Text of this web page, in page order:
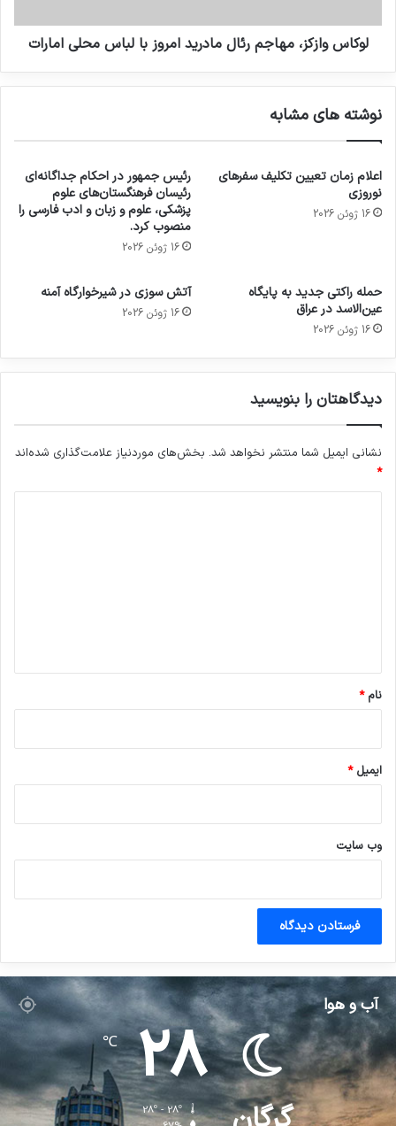
لوکاس وازکز، مهاجم رئال مادرید امروز با لباس محلی امارات
نوشته های مشابه
اعلام زمان تعیین تکلیف سفرهای
نوروزی
16 ژوئن 2026
رئیس جمهور در احکام جداگانه‌ای
رئیسان فرهنگستان‌های علوم
پزشکی، علوم و زبان و ادب فارسی را
منصوب کرد.
16 ژوئن 2026
حمله راکتی جدید به پایگاه
عین‌الاسد در عراق
16 ژوئن 2026
آتش سوزی در شیرخوارگاه آمنه
16 ژوئن 2026
دیدگاهتان را بنویسید
نشانی ایمیل شما منتشر نخواهد شد. بخش‌های موردنیاز علامت‌گذاری شده‌اند
*
نام*
ایمیل*
وب‌ سایت
آب و هوا
28
℃
28º - 28º